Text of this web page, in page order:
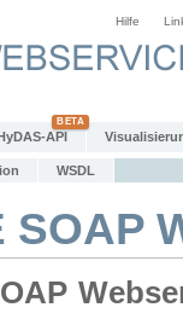
Hilfe
API
WSDL
SOAP